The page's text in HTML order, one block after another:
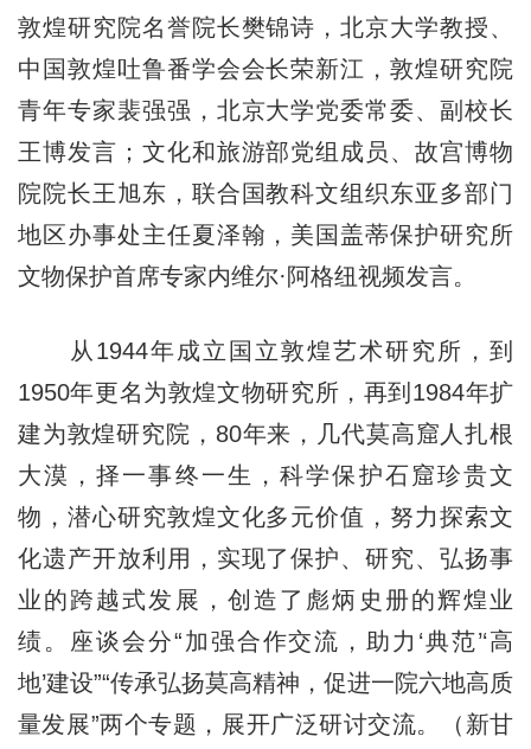
敦煌研究院名誉院长樊锦诗，北京大学教授、
中国敦煌吐鲁番学会会长荣新江，敦煌研究院
青年专家裴强强，北京大学党委常委、副校长
王博发言；文化和旅游部党组成员、故宫博物
院院长王旭东，联合国教科文组织东亚多部门
地区办事处主任夏泽翰，美国盖蒂保护研究所
文物保护首席专家内维尔·阿格纽视频发言。
从1944年成立国立敦煌艺术研究所，到
1950年更名为敦煌文物研究所，再到1984年扩
建为敦煌研究院，80年来，几代莫高窟人扎根
大漠，择一事终一生，科学保护石窟珍贵文
物，潜心研究敦煌文化多元价值，努力探索文
化遗产开放利用，实现了保护、研究、弘扬事
业的跨越式发展，创造了彪炳史册的辉煌业
绩。座谈会分“加强合作交流，助力‘典范’‘高
地’建设”“传承弘扬莫高精神，促进一院六地高质
量发展”两个专题，展开广泛研讨交流。（新甘